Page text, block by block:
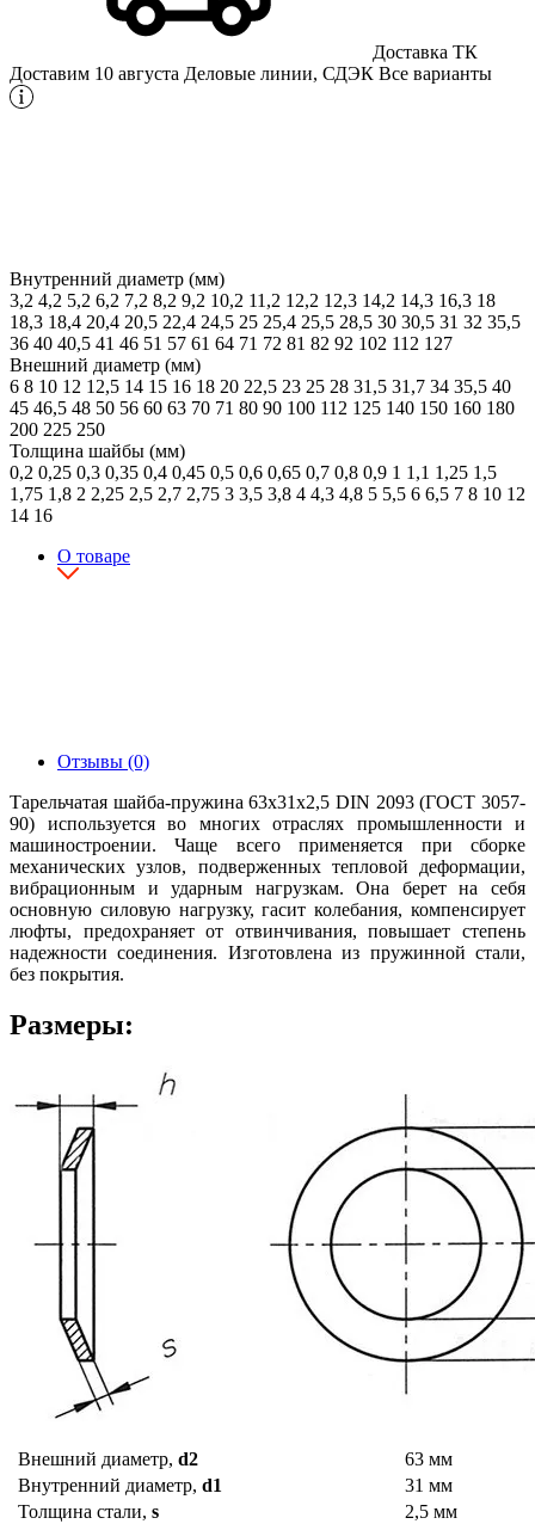
Доставка ТК
Доставим 10 августа Деловые линии, СДЭК Все варианты
Внутренний диаметр (мм)
3,2 4,2 5,2 6,2 7,2 8,2 9,2 10,2 11,2 12,2 12,3 14,2 14,3 16,3 18
18,3 18,4 20,4 20,5 22,4 24,5 25 25,4 25,5 28,5 30 30,5 31 32 35,5
36 40 40,5 41 46 51 57 61 64 71 72 81 82 92 102 112 127
Внешний диаметр (мм)
6 8 10 12 12,5 14 15 16 18 20 22,5 23 25 28 31,5 31,7 34 35,5 40
45 46,5 48 50 56 60 63 70 71 80 90 100 112 125 140 150 160 180
200 225 250
Толщина шайбы (мм)
0,2 0,25 0,3 0,35 0,4 0,45 0,5 0,6 0,65 0,7 0,8 0,9 1 1,1 1,25 1,5
1,75 1,8 2 2,25 2,5 2,7 2,75 3 3,5 3,8 4 4,3 4,8 5 5,5 6 6,5 7 8 10 12
14 16
О товаре
Отзывы (0)
Тарельчатая шайба-пружина 63х31х2,5 DIN 2093 (ГОСТ 3057-
90) используется во многих отраслях промышленности и
машиностроении. Чаще всего применяется при сборке
механических узлов, подверженных тепловой деформации,
вибрационным и ударным нагрузкам. Она берет на себя
основную силовую нагрузку, гасит колебания, компенсирует
люфты, предохраняет от отвинчивания, повышает степень
надежности соединения. Изготовлена из пружинной стали,
без покрытия.
Размеры:
Внешний диаметр, d2
63 мм
Внутренний диаметр, d1
31 мм
Толщина стали, s
2,5 мм